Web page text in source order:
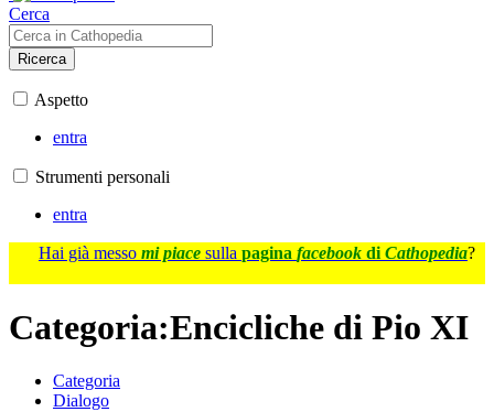
Cerca
Ricerca
Aspetto
entra
Strumenti personali
entra
Hai già messo mi piace sulla pagina facebook di Cathopedia?
Categoria:Encicliche di Pio XI
Categoria
Dialogo